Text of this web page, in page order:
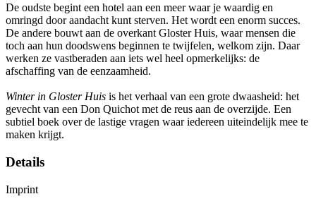
De oudste begint een hotel aan een meer waar je waardig en
omringd door aandacht kunt sterven. Het wordt een enorm succes.
De andere bouwt aan de overkant Gloster Huis, waar mensen die
toch aan hun doodswens beginnen te twijfelen, welkom zijn. Daar
werken ze vastberaden aan iets wel heel opmerkelijks: de
afschaffing van de eenzaamheid.
Winter in Gloster Huis is het verhaal van een grote dwaasheid: het
gevecht van een Don Quichot met de reus aan de overzijde. Een
subtiel boek over de lastige vragen waar iedereen uiteindelijk mee te
maken krijgt.
Details
Imprint